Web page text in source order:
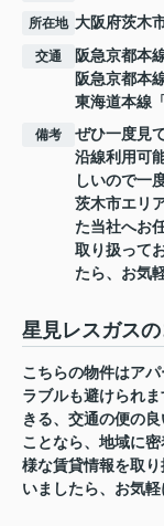
所在地 大阪府茨木
交通 阪急京都本
阪急京都本
東海道本線 「
備考
ぜひ一度見
沿線利用可
しいので一
茨木市エリ
た当社へお
取り扱って
たら、お気
星見レスガス
こちらの物件はア
ラブルも避けられ
きる、交通の便の
ことなら、地域に
様な賃貸情報を取
いましたら、お気軽